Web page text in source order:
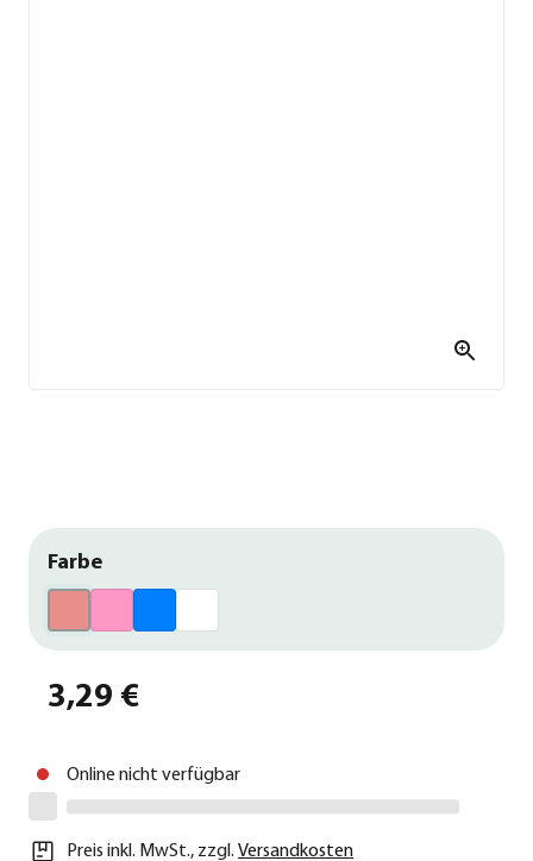
Farbe
3,29 €
Online nicht verfügbar
Preis inkl. MwSt., zzgl. Versandkosten